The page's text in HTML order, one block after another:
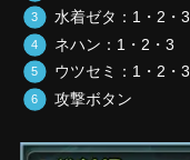
水着ゼタ：1・2・3
ネハン：1・2・3
ウツセミ：1・2・3
攻撃ボタン